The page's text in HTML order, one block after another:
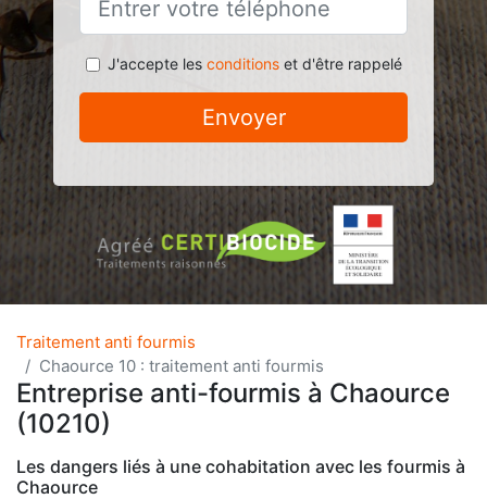
J'accepte les conditionset d'être rappelé
Envoyer
Traitement anti fourmis
Chaource 10 : traitement anti fourmis
Entreprise anti-fourmis à Chaource
(10210)
Les dangers liés à une cohabitation avec les fourmis à
Chaource